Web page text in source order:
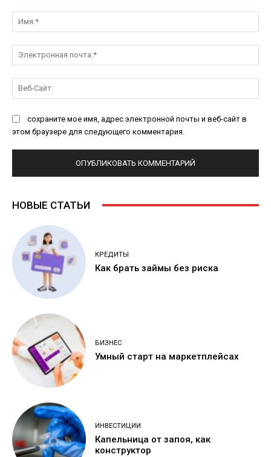
сохраните мое имя, адрес электронной почты и веб-сайт в
этом браузере для следующего комментария.
НОВЫЕ СТАТЬИ
КРЕДИТЫ
Как брать займы без риска
БИЗНЕС
Умный старт на маркетплейсах
ИНВЕСТИЦИИ
Капельница от запоя, как
конструктор